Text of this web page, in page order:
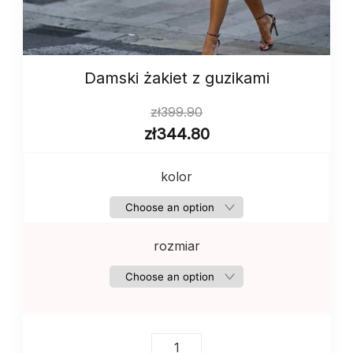
Damski żakiet z guzikami
zł399.90
zł344.80
kolor
rozmiar
Damski